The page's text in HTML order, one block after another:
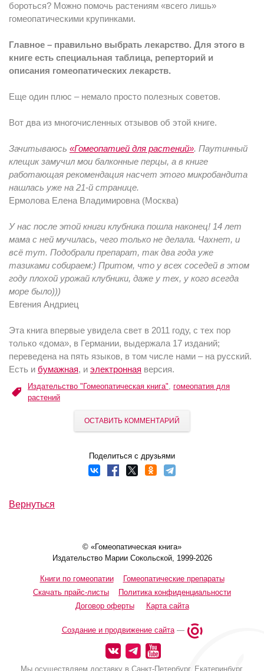
бороться? Можно помочь растениям «всего лишь»
гомеопатическими крупинками.
Главное – правильно выбрать лекарство. Для этого в
книге есть специальная таблица, реперторий и
описания гомеопатических лекарств.
Еще один плюс – немало просто полезных советов.
Вот два из многочисленных отзывов об этой книге.
Зачитываюсь «Гомеопатией для растений». Паутинный
клещик замучил мои балконные перцы, а в книге
работающая рекомендация насчет этого микробандита
нашлась уже на 21-й странице.
Ермолова Елена Владимировна (Москва)
У нас после этой книги клубника пошла наконец! 14 лет
мама с ней мучилась, чего только не делала. Чахнет, и
всё тут. Подобрали препарат, так два года уже
тазиками собираем:) Притом, что у всех соседей в этом
году плохой урожай клубники, даже у тех, у кого всегда
море было)))
Евгения Андриец
Эта книга впервые увидела свет в 2011 году, с тех пор
только «дома», в Германии, выдержала 17 изданий;
переведена на пять языков, в том числе нами – на русский.
Есть и бумажная, и электронная версия.
Издательство "Гомеопатическая книга", гомеопатия для
растений
ОСТАВИТЬ КОММЕНТАРИЙ
Поделиться с друзьями
Вернуться
© «Гомеопатическая книга»
Издательство Марии Сокольской, 1999-2026
Книги по гомеопатии
Гомеопатические препараты
Скачать прайс-листы
Политика конфиденциальности
Договор оферты
Карта сайта
Создание и продвижение сайта—
Мы осуществляем доставку в Санкт-Петербург, Екатеринбург,